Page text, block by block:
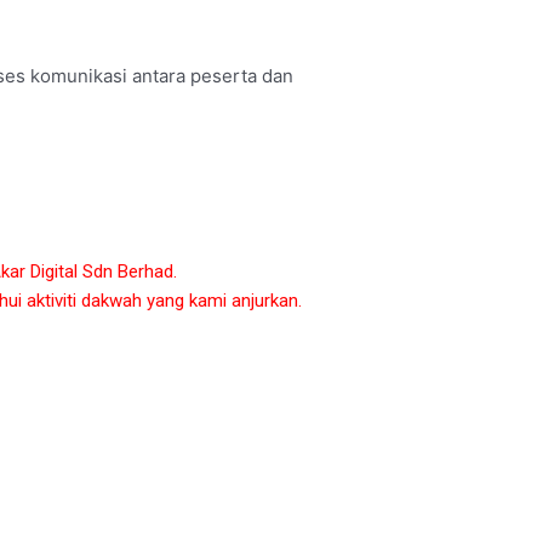
komunikasi antara peserta dan
Digital Sdn Berhad.
aktiviti dakwah yang kami anjurkan.